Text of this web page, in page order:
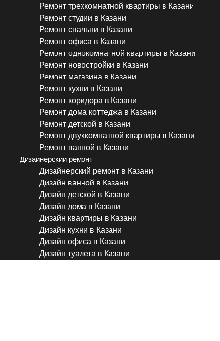
Ремонт трехкомнатной квартиры в Казани
Ремонт студии в Казани
Ремонт спальни в Казани
Ремонт офиса в Казани
Ремонт однокомнатной квартиры в Казани
Ремонт новостройки в Казани
Ремонт магазина в Казани
Ремонт кухни в Казани
Ремонт коридора в Казани
Ремонт дома коттеджа в Казани
Ремонт детской в Казани
Ремонт двухкомнатной квартиры в Казани
Ремонт ванной в Казани
Дизайнерский ремонт
Дизайнерский ремонт в Казани
Дизайн ванной в Казани
Дизайн детской в Казани
Дизайн дома в Казани
Дизайн квартиры в Казани
Дизайн кухни в Казани
Дизайн офиса в Казани
Дизайн туалета в Казани